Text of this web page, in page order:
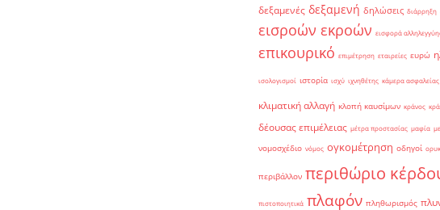
δεξαμενές δεξαμενή δηλώσεις διάρρηξη
εισροών εκροών εισφορά
επικουρικό επιμέτρηση εταιρείες ευρώ
ισολογισμοί ιστορία ισχύ ιχνηθέτης κάμερα ασφαλείας
κλιματική αλλαγή κλοπή καυσίμων κράνος
δέουσας επιμέλειας μέτρα προστασίας μαφία
νομοσχέδιο νόμος ογκομέτρηση οδηγοί
περιβάλλον περιθώριο
πιστοποιητικά πλαφόν πληθωρισμός